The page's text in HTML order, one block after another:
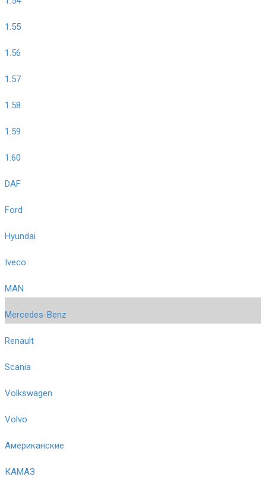
1.55
1.56
1.57
1.58
1.59
1.60
DAF
Ford
Hyundai
Iveco
MAN
Mercedes-Benz
Renault
Scania
Volkswagen
Volvo
Американские
КАМАЗ